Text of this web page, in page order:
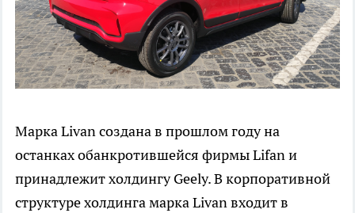
Марка Livan создана в прошлом году на
останках обанкротившейся фирмы Lifan и
принадлежит холдингу Geely. В корпоративной
структуре холдинга марка Livan входит в